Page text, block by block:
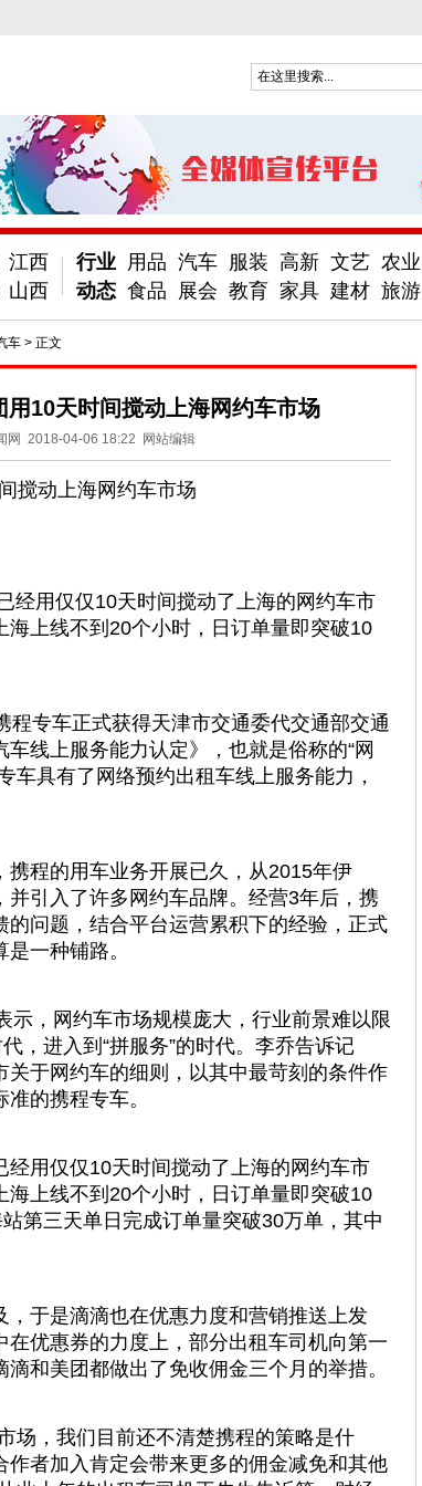
江西
山西
行业
动态
用品 汽车 服装 高新 文艺 农业
食品
展会 教育 家具 建材 旅游
车 > 正文
10天时间搅动上海网约车市场
网 2018-04-06 18:22 网站编辑
搅动上海网约车市场
经用仅仅10天时间搅动了上海的网约车市
上线不到20个小时，日订单量即突破10
程专车正式获得天津市交通委代交通部交通
线上服务能力认定》，也就是俗称的“网
车具有了网络预约出租车线上服务能力，
程的用车业务开展已久，从2015年伊
引入了许多网约车品牌。经营3年后，携
问题，结合平台运营累积下的经验，正式
一种铺路。
示，网约车市场规模庞大，行业前景难以限
，进入到“拼服务”的时代。李乔告诉记
于网约车的细则，以其中最苛刻的条件作
的携程专车。
用仅仅10天时间搅动了上海的网约车市
上线不到20个小时，日订单量即突破10
第三天单日完成订单量突破30万单，其中
，于是滴滴也在优惠力度和营销推送上发
优惠券的力度上，部分出租车司机向第一
和美团都做出了免收佣金三个月的举措。
场，我们目前还不清楚携程的策略是什
者加入肯定会带来更多的佣金减免和其他